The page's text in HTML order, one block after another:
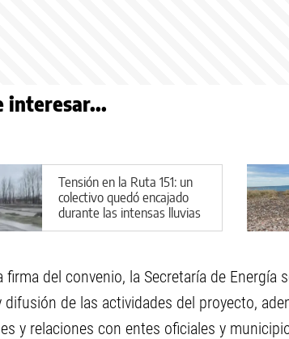
interesar...
Tensión en la Ruta 151: un
colectivo quedó encajado
durante las intensas lluvias
firma del convenio, la Secretaría de Energía
difusión de las actividades del proyecto,
y relaciones con entes oficiales y